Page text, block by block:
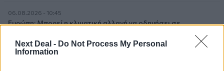
Next Deal - Do Not Process My Personal
Information
06.08.2026 - 10:45
Ευρώπη: Μπορεί η κλιματική αλλαγή να οδηγήσει σε
06.08.2026 - 09:15